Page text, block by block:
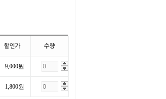
할인가 수량
9,000원
1,800원